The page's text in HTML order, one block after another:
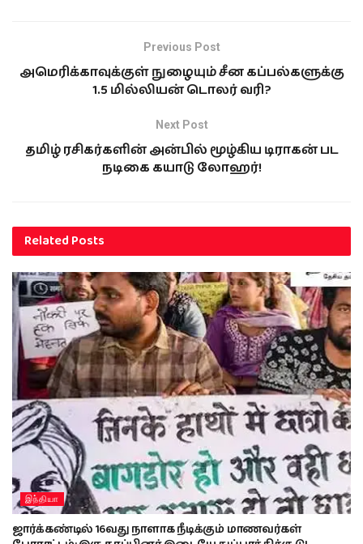
Previous Post
அமெரிக்காவுக்குள் நுழையும் சீன கப்பல்களுக்கு
1.5 மில்லியன் டொலர் வரி?
Next Post
தமிழ் ரசிகர்களின் அன்பில் மூழ்கிய டிராகன் பட
நடிகை கயாடு லோஹர்!
RelatedPosts
இந்தியா
ஜார்க்கண்டில் 16வது நாளாக நீடிக்கும் மாணவர்கள்